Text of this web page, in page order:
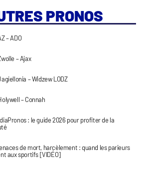
PRONOS
– ADO
– Ajax
– Widzew LODZ
– Connah
: le guide 2026 pour profiter de la
de mort, harcèlement : quand les parieurs
aux sportifs [VIDÉO]